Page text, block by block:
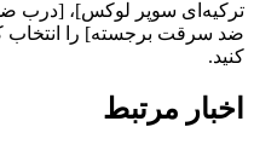
ضد سرقت برجسته] را انتخاب
کنید.
اخبار مرتبط